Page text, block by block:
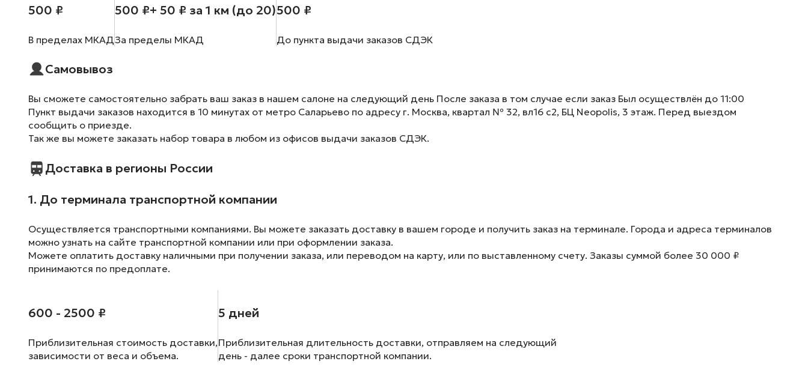
500 ₽
В пределах МКАД
500 ₽+ 50 ₽ за 1 км (до 20)
За пределы МКАД
500 ₽
До пункта выдачи заказов СДЭК
Самовывоз
Вы сможете самостоятельно забрать ваш заказ в нашем салоне на следующий день После заказа в том случае если заказ Был осуществлён до 11:00
Пункт выдачи заказов находится в 10 минутах от метро Саларьево по адресу г. Москва, квартал № 32, вл16 с2, БЦ Neopolis, 3 этаж. Перед выездом
сообщить о приезде.
Так же вы можете заказать набор товара в любом из офисов выдачи заказов СДЭК.
Доставка в регионы России
1. До терминала транспортной компании
Осуществляется транспортными компаниями. Вы можете заказать доставку в вашем городе и получить заказ на терминале. Города и адреса терминалов
можно узнать на сайте транспортной компании или при оформлении заказа.
Можете оплатить доставку наличными при получении заказа, или переводом на карту, или по выставленному счету. Заказы суммой более 30 000 ₽
принимаются по предоплате.
600 - 2500 ₽
Приблизительная стоимость доставки,
зависимости от веса и объема.
5 дней
Приблизительная длительность доставки, отправляем на следующий
день - далее сроки транспортной компании.